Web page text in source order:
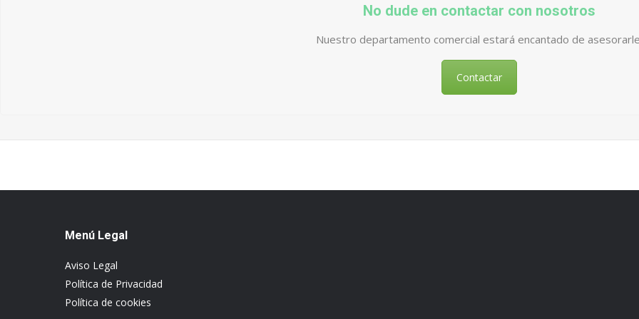
No dude en contactar con nosotros
Nuestro departamento comercial estará encantado de
Contactar
Menú Legal
Aviso Legal
Política de Privacidad
Política de cookies